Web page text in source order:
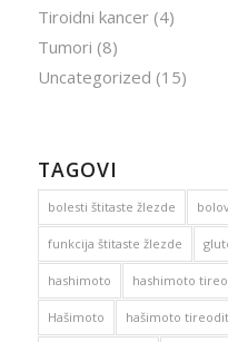
Tiroidni kancer(4)
Tumori (8)
Uncategorized (15)
TAGOVI
bolesti štitaste žlezde
funkcija štitaste žlezde
hashimoto hashimoto
Hašimoto hašimoto